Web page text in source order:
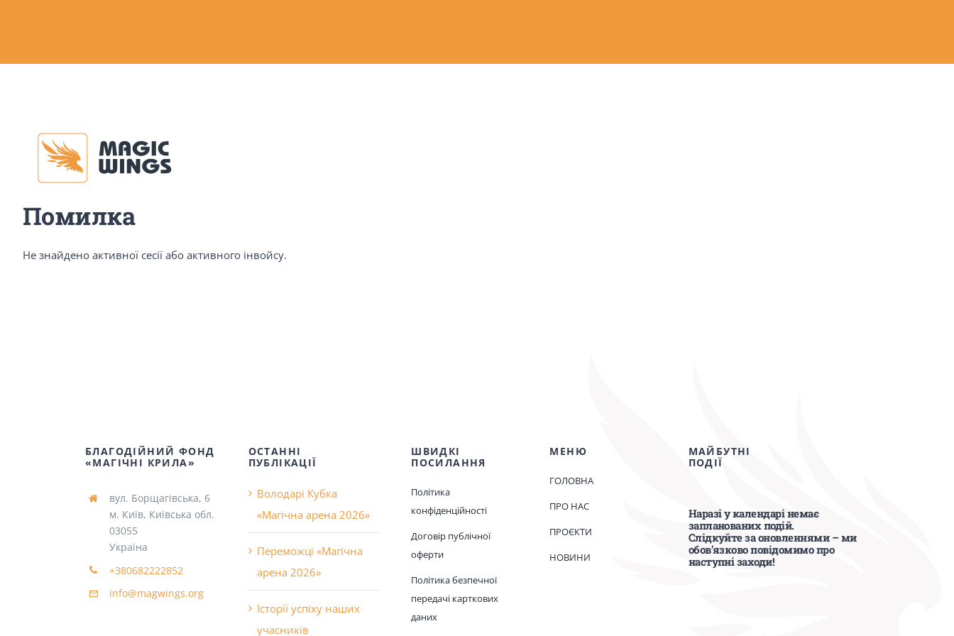
Помилка
Не знайдено активної сесії або активного інвойсу.
БЛАГОДІЙНИЙ ФОНД
«МАГІЧНІ КРИЛА»
вул. Борщагівська, 6
м. Київ, Київська обл.
03055
Україна
+380682222852
info@magwings.org
ОСТАННІ
ПУБЛІКАЦІЇ
Володарі Кубка
«Магічна арена 2026»
Переможці «Магічна
арена 2026»
Історії успіху наших
учасників
ШВИДКІ
ПОСИЛАННЯ
Політика
конфіденційності
Договір публічної
оферти
Політика безпечної
передачі карткових
даних
МЕНЮ
ГОЛОВНА
ПРО НАС
ПРОЄКТИ
НОВИНИ
МАЙБУТНІ
ПОДІЇ
Наразі у календарі немає
запланованих подій.
Слідкуйте за оновленнями – ми
обов’язково повідомимо про
наступні заходи!